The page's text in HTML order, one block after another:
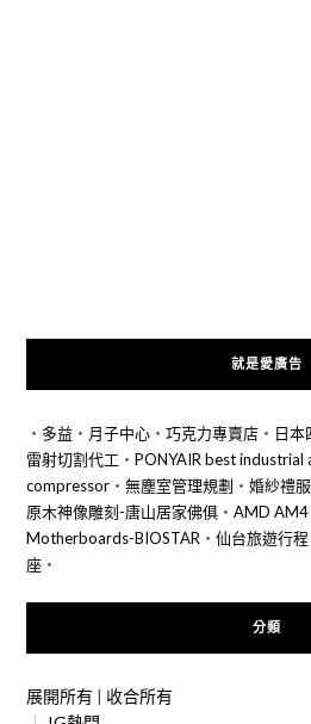
就是愛廣告
‧ 多益‧ 月子中心‧ 巧克力專賣店‧ 日本
雷射切割代工 ‧ PONYAIR best industrial
compressor‧ 無塵室管理規劃 ‧ 婚紗禮
原木神像雕刻-唐山居家佛俱‧ AMD
Motherboards-BIOSTAR ‧ 仙台旅遊行程
座‧
分類
展開所有| 收合所有